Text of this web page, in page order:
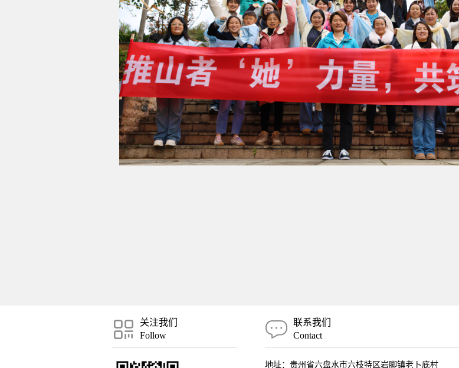
关注我们
Follow
联系我们
Contact
地址：贵州省六盘水市六枝特区岩脚镇老卜底村